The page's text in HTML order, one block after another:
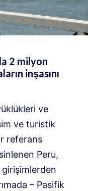
2 milyon
inşasını
ve
ve turistik
referans
Peru,
girişimlerden
– Pasifik